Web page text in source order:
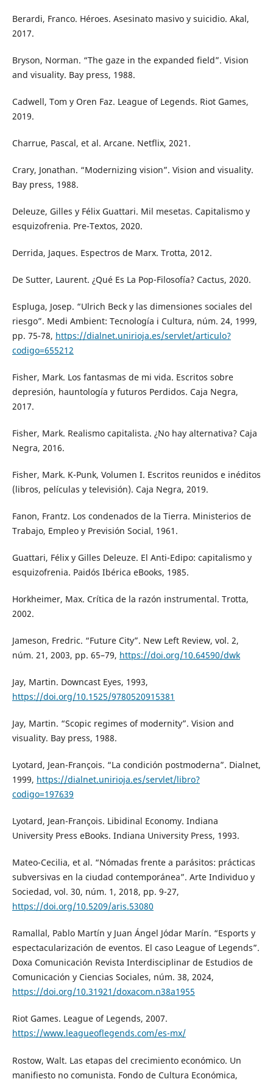
Berardi, Franco. Héroes. Asesinato masivo y suicidio. Akal,
2017.
Bryson, Norman. “The gaze in the expanded field”. Vision
and visuality. Bay press, 1988.
Cadwell, Tom y Oren Faz. League of Legends. Riot Games,
2019.
Charrue, Pascal, et al. Arcane. Netflix, 2021.
Crary, Jonathan. “Modernizing vision”. Vision and visuality.
Bay press, 1988.
Deleuze, Gilles y Félix Guattari. Mil mesetas. Capitalismo y
esquizofrenia. Pre-Textos, 2020.
Derrida, Jaques. Espectros de Marx. Trotta, 2012.
De Sutter, Laurent. ¿Qué Es La Pop-Filosofía? Cactus, 2020.
Espluga, Josep. “Ulrich Beck y las dimensiones sociales del
riesgo”. Medi Ambient: Tecnología i Cultura, núm. 24, 1999,
pp. 75-78, https://dialnet.unirioja.es/servlet/articulo?
codigo=655212
Fisher, Mark. Los fantasmas de mi vida. Escritos sobre
depresión, hauntología y futuros Perdidos. Caja Negra,
2017.
Fisher, Mark. Realismo capitalista. ¿No hay alternativa? Caja
Negra, 2016.
Fisher, Mark. K-Punk, Volumen I. Escritos reunidos e inéditos
(libros, películas y televisión). Caja Negra, 2019.
Fanon, Frantz. Los condenados de la Tierra. Ministerios de
Trabajo, Empleo y Previsión Social, 1961.
Guattari, Félix y Gilles Deleuze. El Anti-Edipo: capitalismo y
esquizofrenia. Paidós Ibérica eBooks, 1985.
Horkheimer, Max. Crítica de la razón instrumental. Trotta,
2002.
Jameson, Fredric. “Future City”. New Left Review, vol. 2,
núm. 21, 2003, pp. 65–79, https://doi.org/10.64590/dwk
Jay, Martin. Downcast Eyes, 1993,
https://doi.org/10.1525/9780520915381
Jay, Martin. “Scopic regimes of modernity”. Vision and
visuality. Bay press, 1988.
Lyotard, Jean-François. “La condición postmoderna”. Dialnet,
1999, https://dialnet.unirioja.es/servlet/libro?
codigo=197639
Lyotard, Jean-François. Libidinal Economy. Indiana
University Press eBooks. Indiana University Press, 1993.
Mateo-Cecilia, et al. “Nómadas frente a parásitos: prácticas
subversivas en la ciudad contemporánea”. Arte Individuo y
Sociedad, vol. 30, núm. 1, 2018, pp. 9-27,
https://doi.org/10.5209/aris.53080
Ramallal, Pablo Martín y Juan Ángel Jódar Marín. “Esports y
espectacularización de eventos. El caso League of Legends”.
Doxa Comunicación Revista Interdisciplinar de Estudios de
Comunicación y Ciencias Sociales, núm. 38, 2024,
https://doi.org/10.31921/doxacom.n38a1955
Riot Games. League of Legends, 2007.
https://www.leagueoflegends.com/es-mx/
Rostow, Walt. Las etapas del crecimiento económico. Un
manifiesto no comunista. Fondo de Cultura Económica,